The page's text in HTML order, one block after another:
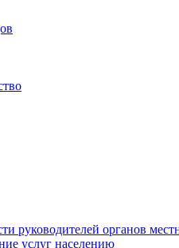
руководителей органов
услуг населению